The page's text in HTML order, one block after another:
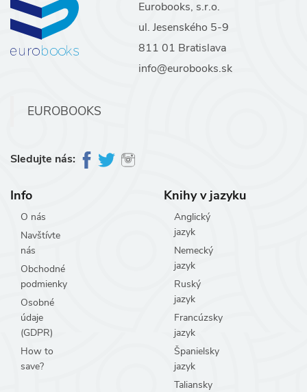
Eurobooks, s.r.o.
ul. Jesenského 5-9
811 01 Bratislava
info@eurobooks.sk
EUROBOOKS
Sledujte nás:
Info
O nás
Navštívte
nás
Obchodné
podmienky
Osobné
údaje
(GDPR)
How to
save?
Knihy v jazyku
Anglický
jazyk
Nemecký
jazyk
Ruský
jazyk
Francúzsky
jazyk
Španielsky
jazyk
Taliansky